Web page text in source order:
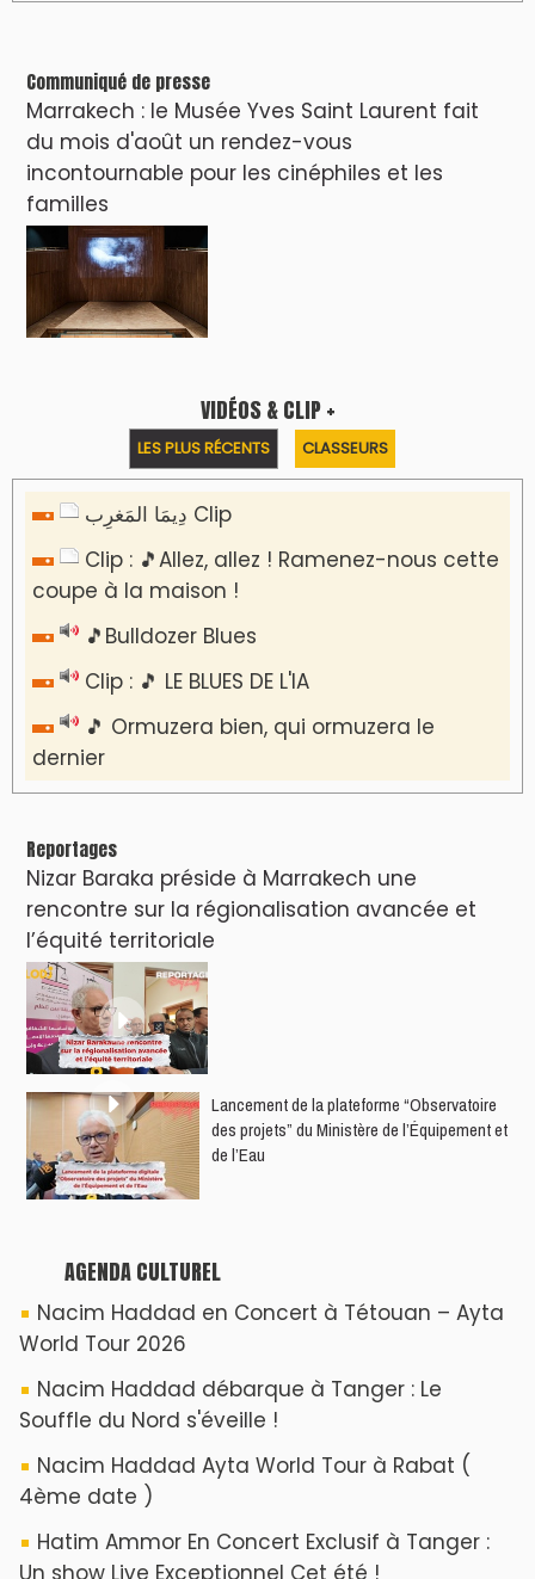
🎵Bulldozer Blues
Clip : 🎵 LE BLUES DE L'IA
🎵 Ormuzera bien, qui ormuzera le
dernier
Reportages
Nizar Baraka préside à Marrakech une
l’équité territoriale
​Lancement de la plateforme “Observatoire
des projets” du Ministère de l’Équipement et
AGENDA CULTUREL
Nacim Haddad en Concert à Tétouan – Ayta
Nacim Haddad débarque à Tanger : Le
Souffle du Nord s'éveille !
Nacim Haddad Ayta World Tour à Rabat (
4ème date )
Hatim Ammor En Concert Exclusif à Tanger :
Un show Live Exceptionnel Cet été !
YASSAR présente son nouveau spectacle
"LAMHAYAB" à Rabat